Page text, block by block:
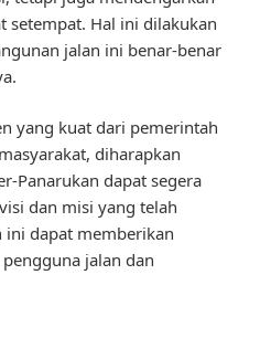
setempat. Hal ini dilakukan
jalan ini benar-benar
yang kuat dari pemerintah
diharapkan
Panarukan dapat segera
dan misi yang telah
ini dapat memberikan
jalan dan